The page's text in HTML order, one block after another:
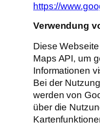
https://
Verwendung
Diese
Maps API, um
Informationen
Bei der
werden von
über die